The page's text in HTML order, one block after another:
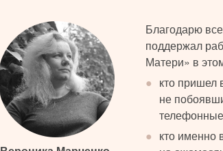
Благодарю
поддержал
Матери» в
● кто пришел
не
● кто именно